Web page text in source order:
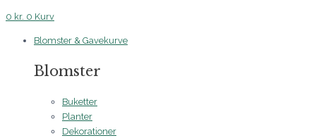
0 kr. 0 Kurv
Blomster & Gavekurve
Blomster
Buketter
Planter
Dekorationer